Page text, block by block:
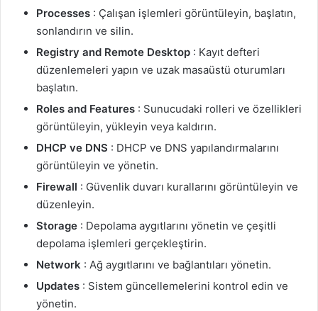
Processes : Çalışan işlemleri görüntüleyin, başlatın,
sonlandırın ve silin.
Registry and Remote Desktop : Kayıt defteri
düzenlemeleri yapın ve uzak masaüstü oturumları
başlatın.
Roles and Features : Sunucudaki rolleri ve özellikleri
görüntüleyin, yükleyin veya kaldırın.
DHCP ve DNS : DHCP ve DNS yapılandırmalarını
görüntüleyin ve yönetin.
Firewall : Güvenlik duvarı kurallarını görüntüleyin ve
düzenleyin.
Storage : Depolama aygıtlarını yönetin ve çeşitli
depolama işlemleri gerçekleştirin.
Network : Ağ aygıtlarını ve bağlantıları yönetin.
Updates : Sistem güncellemelerini kontrol edin ve
yönetin.